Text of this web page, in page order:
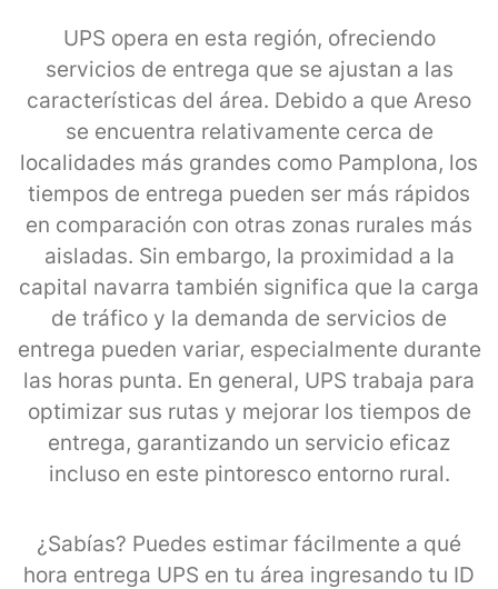
UPS opera en esta región, ofreciendo
servicios de entrega que se ajustan a las
características del área. Debido a que Areso
se encuentra relativamente cerca de
localidades más grandes como Pamplona, los
tiempos de entrega pueden ser más rápidos
en comparación con otras zonas rurales más
aisladas. Sin embargo, la proximidad a la
capital navarra también significa que la carga
de tráfico y la demanda de servicios de
entrega pueden variar, especialmente durante
las horas punta. En general, UPS trabaja para
optimizar sus rutas y mejorar los tiempos de
entrega, garantizando un servicio eficaz
incluso en este pintoresco entorno rural.
¿Sabías? Puedes estimar fácilmente a qué
hora entrega UPS en tu área ingresando tu ID